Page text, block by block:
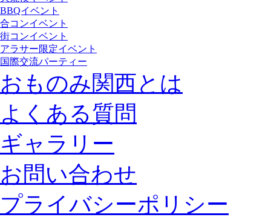
BBQイベント
合コンイベント
街コンイベント
アラサー限定イベント
国際交流パーティー
おものみ関西とは
よくある質問
ギャラリー
お問い合わせ
プライバシーポリシー